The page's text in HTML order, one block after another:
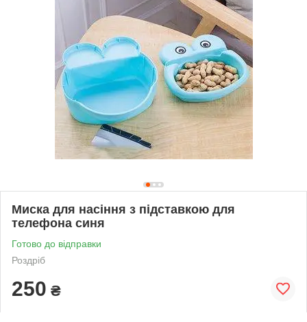
Миска для насіння з підставкою для
телефона синя
Готово до відправки
Роздріб
250 ₴